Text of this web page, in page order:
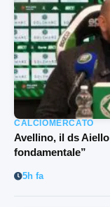
CALCIOMERCATO
Avellino, il ds
fondamentale”
5h fa